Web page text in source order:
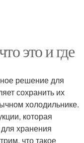
это и где
решение для
сохранить их
холодильнике.
которая
хранения
что такое